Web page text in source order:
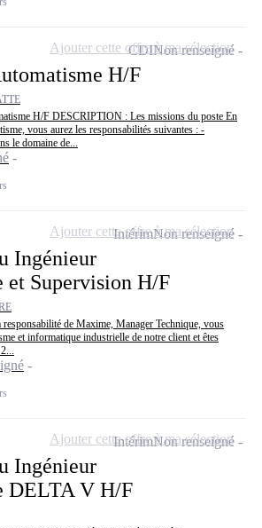
H/F
H/F DESCRIPTION : Les missions du poste En
vous aurez les responsabilités suivantes : -
le domaine de...
CDINon renseigné
Ajouter cette offre à ma sélection
Ingénieur
et Supervision H/F
de Maxime, Manager Technique, vous
et informatique industrielle de notre client et êtes
IntérimNon renseigné
Ajouter cette offre à ma sélection
Ingénieur
DELTA V H/F
IntérimNon renseigné
Ajouter cette offre à ma sélection